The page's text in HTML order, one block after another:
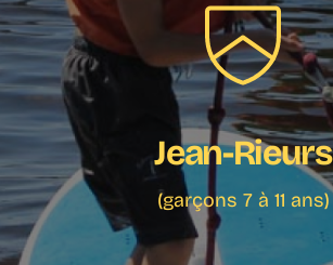
Jean-Rieurs
(garçons 7 à 11 ans)